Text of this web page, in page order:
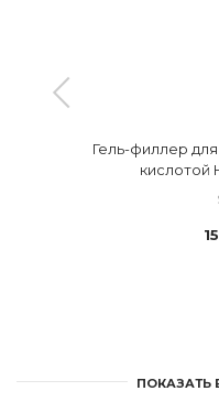
Гель-филлер
кислотой
ПОКАЗАТЬ